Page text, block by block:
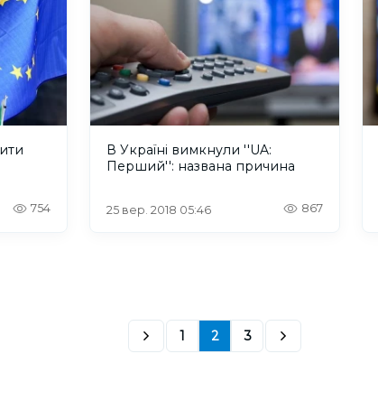
754
В Україні вимкнули ''UA:
Перший'': названа причина
25 вер. 2018 05:46 867
1 2 3